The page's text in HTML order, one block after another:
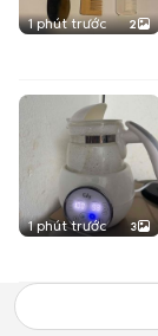
1 phút trước 2
1 phút trước 3